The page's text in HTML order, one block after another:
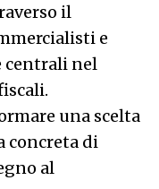
il
e
centrali nel
una scelta
concreta di
al